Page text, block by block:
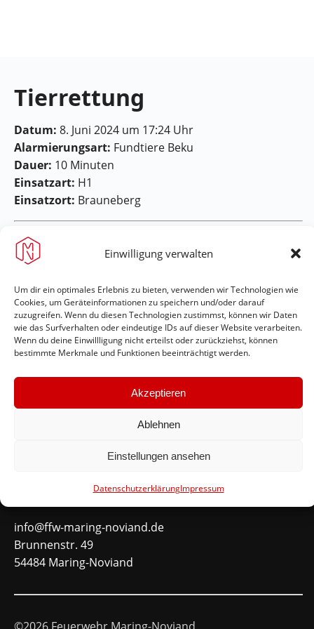
Einwilligung verwalten
Um dir ein optimales Erlebnis zu bieten, verwenden wir Technologien wie
Cookies, um Geräteinformationen zu speichern und/oder darauf
zuzugreifen. Wenn du diesen Technologien zustimmst, können wir Daten
wie das Surfverhalten oder eindeutige IDs auf dieser Website verarbeiten.
Wenn du deine Einwillligung nicht erteilst oder zurückziehst, können
bestimmte Merkmale und Funktionen beeinträchtigt werden.
Akzeptieren
Ablehnen
Einstellungen ansehen
DatenschutzerklärungImpressum
Tierrettung
Datum: 8. Juni 2024 um 17:24 Uhr
Alarmierungsart: Fundtiere Beku
Dauer: 10 Minuten
Einsatzart: H1
Einsatzort: Brauneberg
Feuerwehr Maring-Noviand
#immerda
Schnellinks
info@ffw-maring-noviand.de
Brunnenstr. 49
54484 Maring-Noviand
©2026 Feuerwehr Maring-Noviand